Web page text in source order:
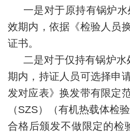
一是对于原持有锅炉
效期内，依据《检验人员
证书。
二是对于仅持有锅炉水
期内， 持证人员可选择申
发对应表》换发带有限定
（SZS） （有机热载体检
合格后颁发不做限定的检